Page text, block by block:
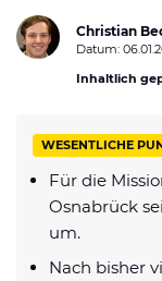
Spielsucht Hilfe &
Über Uns
Schreiber gesucht
Glücksspiel-
Haftungsausschluss
Christian
Datum:
Inhaltlich
WESENTLICHE
Für die
Osnabrück
um.
Nach bisher